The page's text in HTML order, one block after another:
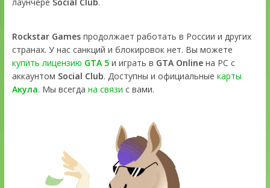
лаунчере Social Club.
Rockstar Gamesпродолжает работать в России и других
странах. У нас санкций и блокировок нет. Вы можете
купить лицензию GTA 5и играть в GTA Onlineна PC с
аккаунтом Social Club. Доступны и официальные карты
Акула. Мы всегда на связи с вами.